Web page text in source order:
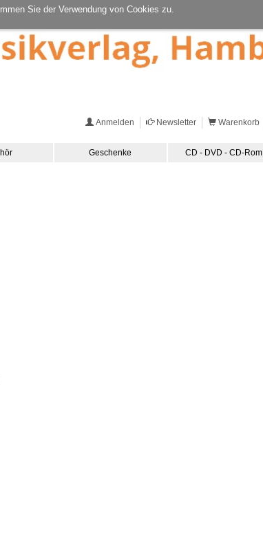
Sie der Verwendung von Cookies zu.
Anmelden Newsletter Warenkorb
Geschenke CD - DVD - CD-Rom